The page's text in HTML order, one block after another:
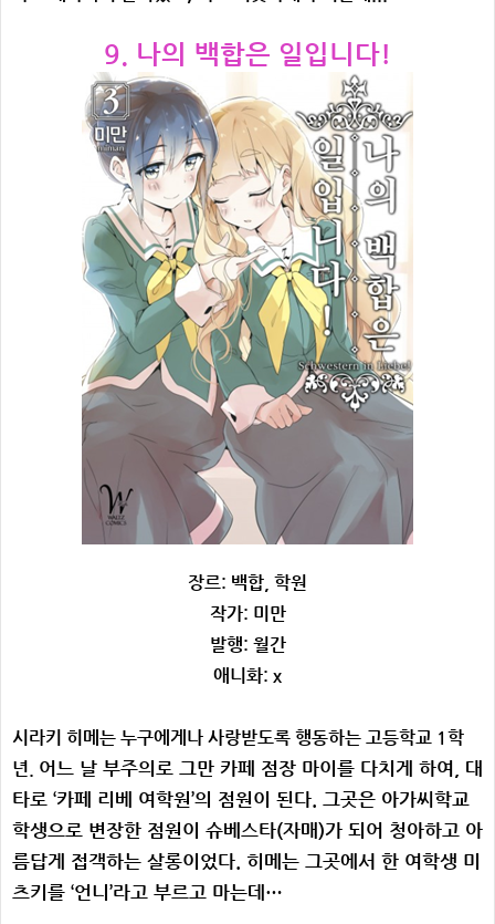
9. 나의 백합은 일입니다!
장르: 백합, 학원
작가: 미만
발행: 월간
애니화: x
시라키 히메는 누구에게나 사랑받도록 행동하는 고등학교 1학
년. 어느 날 부주의로 그만 카페 점장 마이를 다치게 하여, 대
타로 ‘카페 리베 여학원’의 점원이 된다. 그곳은 아가씨학교
학생으로 변장한 점원이 슈베스타(자매)가 되어 청아하고 아
름답게 접객하는 살롱이었다. 히메는 그곳에서 한 여학생 미
츠키를 ‘언니’라고 부르고 마는데…